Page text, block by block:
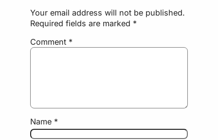
Your email address will not be published.
Required fields are marked *
Comment *
Name *